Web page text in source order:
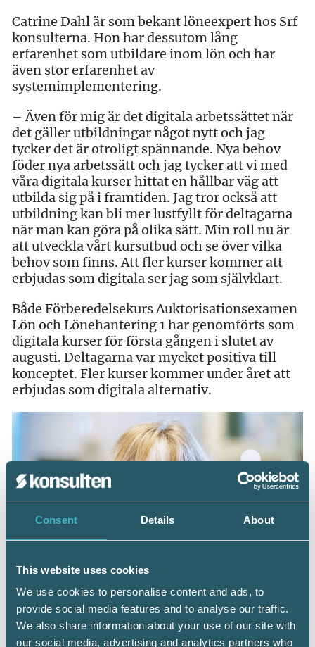
Consent Details About
This website uses cookies
We use cookies to personalise content and ads, to
provide social media features and to analyse our traffic.
We also share information about your use of our site with
our social media, advertising and analytics partners who
Catrine Dahl är som bekant löneexpert hos Srf
konsulterna. Hon har dessutom lång
erfarenhet som utbildare inom lön och har
även stor erfarenhet av
systemimplementering.
– Även för mig är det digitala arbetssättet när
det gäller utbildningar något nytt och jag
tycker det är otroligt spännande. Nya behov
föder nya arbetssätt och jag tycker att vi med
våra digitala kurser hittat en hållbar väg att
utbilda sig på i framtiden. Jag tror också att
utbildning kan bli mer lustfyllt för deltagarna
när man kan göra på olika sätt. Min roll nu är
att utveckla vårt kursutbud och se över vilka
behov som finns. Att fler kurser kommer att
erbjudas som digitala ser jag som självklart.
Både Förberedelsekurs Auktorisations­examen
Lön och Lönehantering 1 har genomförts som
digitala kurser för första gången i slutet av
augusti. Deltagarna var mycket positiva till
konceptet. Fler kurser kommer under året att
erbjudas som digitala alternativ.